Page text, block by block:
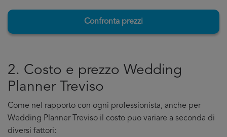
Confronta prezzi
2. Costo e prezzo Wedding
Planner Treviso
Come nel rapporto con ogni professionista, anche per
Wedding Planner Treviso il costo puo variare a seconda di
diversi fattori: